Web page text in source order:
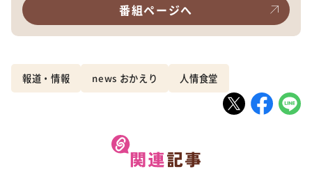
番組ページへ
報道・情報 news おかえり 人情食堂